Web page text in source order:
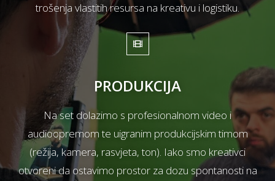
trošenja vlastitih resursa na kreativu i logistiku.
PRODUKCIJA
Na set dolazimo s profesionalnom video i
audioopremom te uigranim produkcijskim timom
(režija, kamera, rasvjeta, ton). Iako smo kreativci
otvoreni da ostavimo prostor za dozu spontanosti na